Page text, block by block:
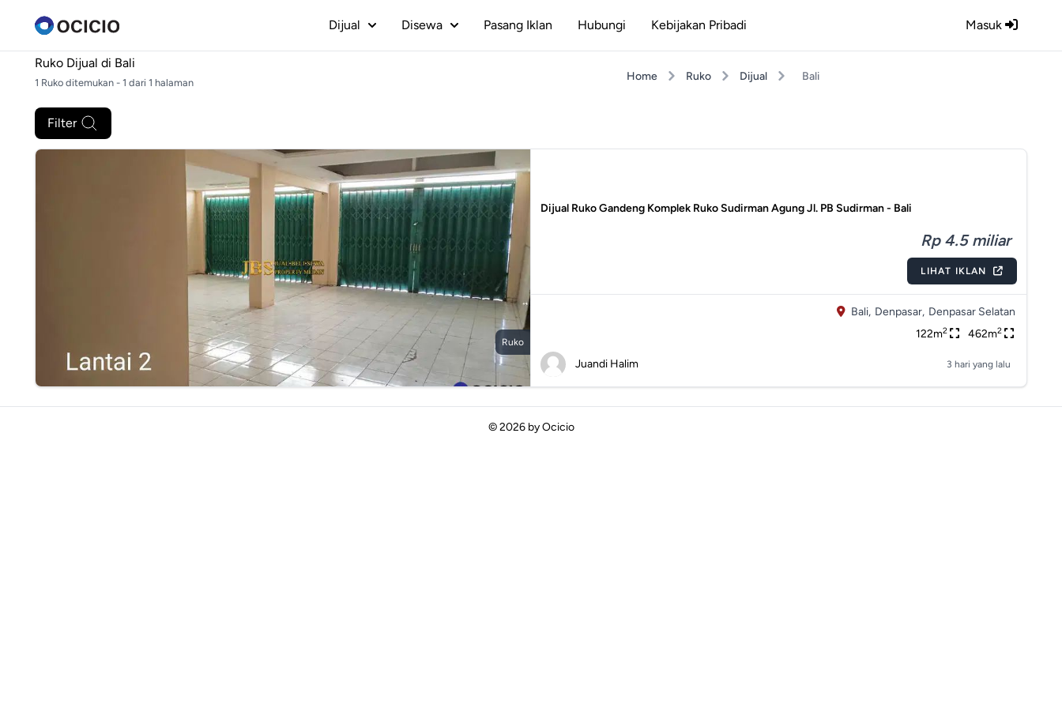
Masuk
Dijual Disewa Pasang Iklan Hubungi Kebijakan Pribadi
Ruko Dijual di Bali
1 Ruko ditemukan - 1 dari 1 halaman Home Ruko Dijual Bali
Filter
Ruko
Dijual Ruko Gandeng Komplek Ruko Sudirman Agung Jl. PB Sudirman - Bali
Rp 4.5 miliar
LIHAT IKLAN
Bali, Denpasar, Denpasar Selatan
122m2 462m2
Juandi Halim 3 hari yang lalu
© 2026 byOcicio